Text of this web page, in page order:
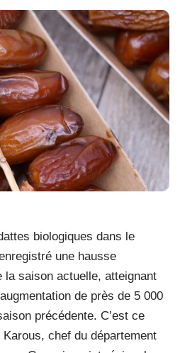
biologiques dans le
une hausse
saison actuelle, atteignant
de près de 5 000
précédente. C’est ce
Karous, chef du département